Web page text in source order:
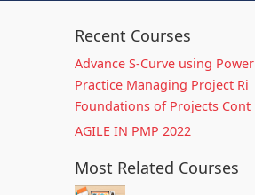
Recent Courses
Advance S-Curve using Power
Practice Managing Project Ri
Foundations of Projects Cont
AGILE IN PMP 2022
Most Related Courses